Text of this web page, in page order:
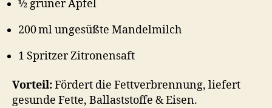
½ grüner Apfel
200 ml ungesüßte Mandelmilch
1 Spritzer Zitronensaft
Vorteil:Fördert die Fettverbrennung, liefert
gesunde Fette, Ballaststoffe & Eisen.